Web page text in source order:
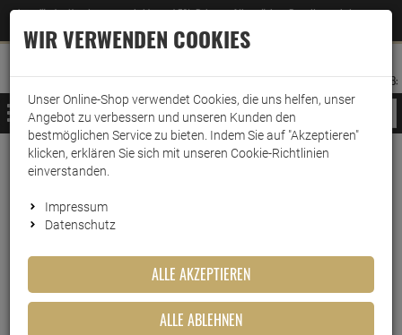
Jetzt für den Newsletter entscheiden und 5% Rabatt auf Ihre nächste Bestellung erhalten
–Zum Newsletter
ANMELDEN
AUFKLAPPEN
MERKZETTEL
WARENKORB:
MENÜ
Weiter einkaufen www.wark24.de Lebensmittel
Süsswaren
Esspapier
Küchle Esspapier lila Waldfrüchte Geschmack
Küchle Esspapier lila
Waldfrüchte Geschmack
Artikel-Nummer:10012667
WIR VERWENDEN COOKIES
Unser Online-Shop verwendet Cookies, die uns helfen, unser
Angebot zu verbessern und unseren Kunden den
bestmöglichen Service zu bieten. Indem Sie auf "Akzeptieren"
klicken, erklären Sie sich mit unseren Cookie-Richtlinien
einverstanden.
Impressum
Datenschutz
ALLE AKZEPTIEREN
ALLE ABLEHNEN